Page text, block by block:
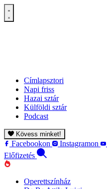
Címlapsztori
Napi friss
Hazai sztár
Külföldi sztár
Podcast
Kövess minket!
Facebookon Instagramon
Előfizetés
Operettszínház